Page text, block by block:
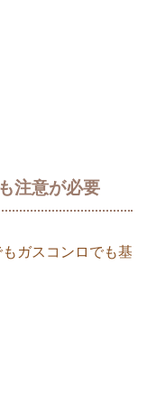
注意が必要
ガスコンロでも基